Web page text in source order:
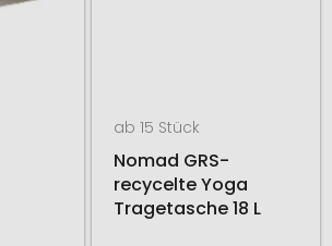
ab 15 Stück
Nomad GRS-
recycelte Yoga
Tragetasche 18 L